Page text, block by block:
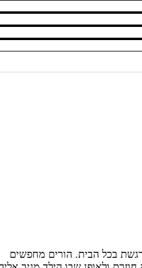
בכל הבית. הורים מחפשים